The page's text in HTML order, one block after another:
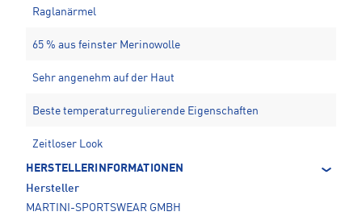
Raglanärmel
65 % aus feinster Merinowolle
Sehr angenehm auf der Haut
Beste temperaturregulierende Eigenschaften
Zeitloser Look
HERSTELLERINFORMATIONEN
Hersteller
MARTINI-SPORTSWEAR GMBH